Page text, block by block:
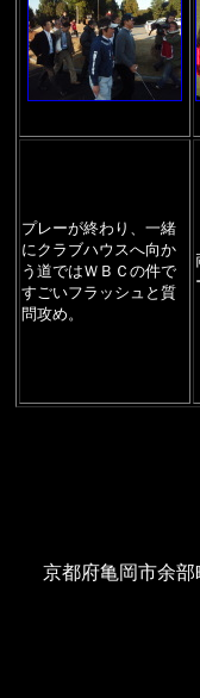
プレーが終わり、一緒
にクラブハウスへ向か
う道ではＷＢＣの件で
すごいフラッシュと質
問攻め。
京都府亀岡市余